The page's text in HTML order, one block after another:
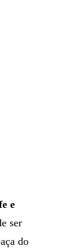
e
ser
do